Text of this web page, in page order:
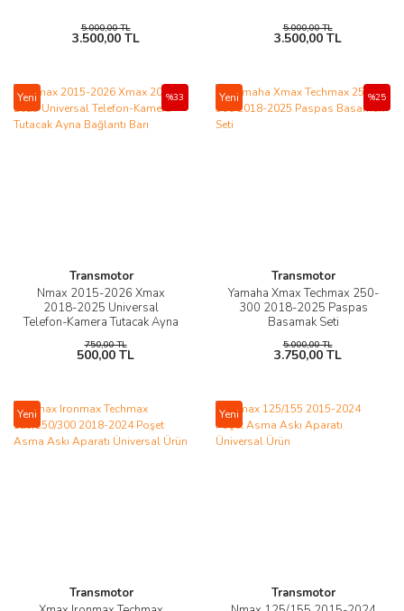
5.000,00 TL
3.500,00 TL
5.000,00 TL
3.500,00 TL
Yeni
Transmotor
Nmax 2015-2026 Xmax
2018-2025 Universal
Telefon-Kamera Tutacak Ayna
%33
750,00 TL
500,00 TL
Yeni
Transmotor
Yamaha Xmax Techmax 250-
300 2018-2025 Paspas
Basamak Seti
%25
5.000,00 TL
3.750,00 TL
Yeni
Transmotor
Yeni
Transmotor